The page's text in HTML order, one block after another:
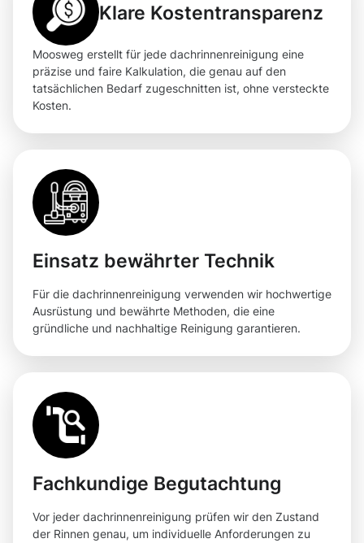
Klare Kostentransparenz
Moosweg erstellt für jede dachrinnenreinigung eine
präzise und faire Kalkulation, die genau auf den
tatsächlichen Bedarf zugeschnitten ist, ohne versteckte
Kosten.
Einsatz bewährter Technik
Für die dachrinnenreinigung verwenden wir hochwertige
Ausrüstung und bewährte Methoden, die eine
gründliche und nachhaltige Reinigung garantieren.
Fachkundige Begutachtung
Vor jeder dachrinnenreinigung prüfen wir den Zustand
der Rinnen genau, um individuelle Anforderungen zu